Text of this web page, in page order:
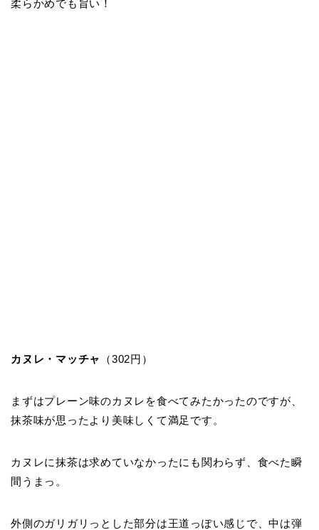
柔らかめでも旨い！
カヌレ・マッチャ （302円）
まずはプレーン味のカヌレを食べてみたかったのですが、
抹茶味が思ったより美味しくて満足です。
カヌレに抹茶は求めていなかったにも関わらず、食べた瞬
間うまっ。
外側のガリガリっとした部分は王道っぽい感じで、中は弾